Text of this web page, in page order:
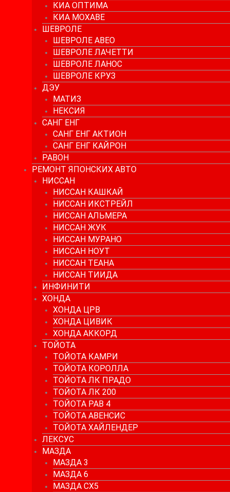
КИА ОПТИМА
КИА МОХАВЕ
ШЕВРОЛЕ
ШЕВРОЛЕ АВЕО
ШЕВРОЛЕ ЛАЧЕТТИ
ШЕВРОЛЕ ЛАНОС
ШЕВРОЛЕ КРУЗ
ДЭУ
МАТИЗ
НЕКСИЯ
САНГ ЕНГ
САНГ ЕНГ АКТИОН
САНГ ЕНГ КАЙРОН
РАВОН
РЕМОНТ ЯПОНСКИХ АВТО
НИССАН
НИССАН КАШКАЙ
НИССАН ИКСТРЕЙЛ
НИССАН АЛЬМЕРА
НИССАН ЖУК
НИССАН МУРАНО
НИССАН НОУТ
НИССАН ТЕАНА
НИССАН ТИИДА
ИНФИНИТИ
ХОНДА
ХОНДА ЦРВ
ХОНДА ЦИВИК
ХОНДА АККОРД
ТОЙОТА
ТОЙОТА КАМРИ
ТОЙОТА КОРОЛЛА
ТОЙОТА ЛК ПРАДО
ТОЙОТА ЛК 200
ТОЙОТА РАВ 4
ТОЙОТА АВЕНСИС
ТОЙОТА ХАЙЛЕНДЕР
ЛЕКСУС
МАЗДА
МАЗДА 3
МАЗДА 6
МАЗДА СХ5